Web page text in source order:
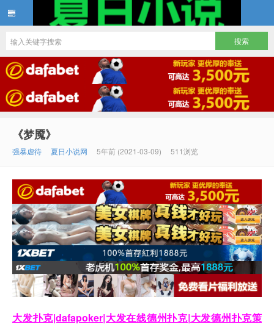
夏日小说
《梦魇》
强暴虐待 夏日小说网 5年前 (2021-03-09) 511浏览
大发扑克|dafapoker|大发在线德州扑克|大发德州扑克策